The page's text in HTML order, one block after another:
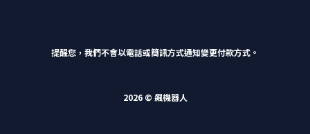
提醒您，我們不會以電話或簡訊方式通知變更付款方式。
2026 © 飆機器人